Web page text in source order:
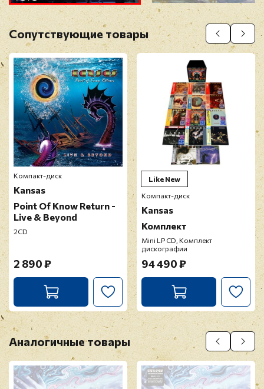
Оставить отзыв
Перед публикацией отзывы проходят
модерацию
Сопутствующие товары
Компакт-диск
Kansas
Point Of Know Return -
Live & Beyond
2CD
2 890 ₽
Like New
Компакт-диск
Kansas
Комплект
Mini LP CD, Комплект
дискографии
94 490 ₽
Аналогичные товары